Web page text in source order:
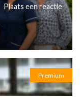
Plaats een reactie
Premium